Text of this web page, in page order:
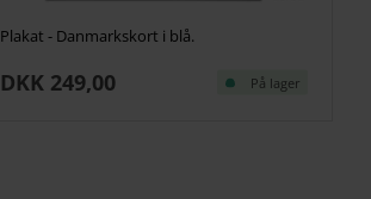
Plakat - Danmarkskort i blå.
DKK 249,00 På lager